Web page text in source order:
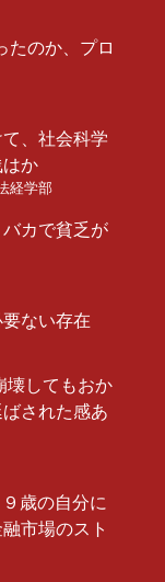
たのか、プロ
、社会科学
か
経学部
カで貧乏が
ない存在
壊してもおか
された感あ
歳の自分に
市場のスト